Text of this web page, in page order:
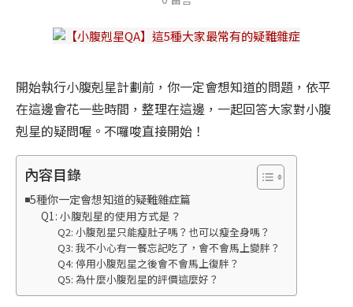
開始執行小腹剋星計劃前，你一定會想知道的問題，依平
在這邊會花一些時間，整理在這邊，一起回答大家對小腹
剋星的疑問喔。不囉唆直接開始！
內容目錄
◾️5種你一定會想知道的疑難雜症篇
Q1: 小腹剋星的使用方式是？
Q2: 小腹剋星只能瘦肚子嗎？也可以瘦全身嗎？
Q3: 我不小心有一餐忘記吃了，會不會馬上變胖？
Q4: 停用小腹剋星之後會不會馬上復胖？
Q5: 為什麼小腹剋星的評價這麼好？